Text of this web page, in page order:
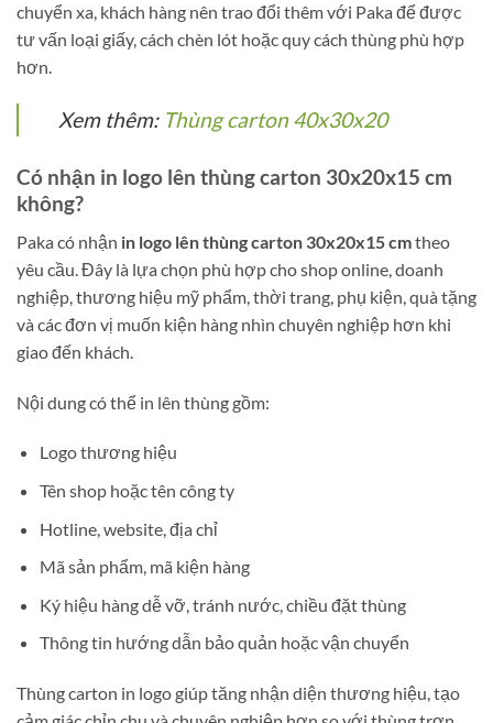
chuyển xa, khách hàng nên trao đổi thêm với Paka để được
tư vấn loại giấy, cách chèn lót hoặc quy cách thùng phù hợp
hơn.
Xem thêm: Thùng carton 40x30x20
Có nhận in logo lên thùng carton 30x20x15 cm
không?
Paka có nhận in logo lên thùng carton 30x20x15 cmtheo
yêu cầu. Đây là lựa chọn phù hợp cho shop online, doanh
nghiệp, thương hiệu mỹ phẩm, thời trang, phụ kiện, quà tặng
và các đơn vị muốn kiện hàng nhìn chuyên nghiệp hơn khi
giao đến khách.
Nội dung có thể in lên thùng gồm:
Logo thương hiệu
Tên shop hoặc tên công ty
Hotline, website, địa chỉ
Mã sản phẩm, mã kiện hàng
Ký hiệu hàng dễ vỡ, tránh nước, chiều đặt thùng
Thông tin hướng dẫn bảo quản hoặc vận chuyển
Thùng carton in logo giúp tăng nhận diện thương hiệu, tạo